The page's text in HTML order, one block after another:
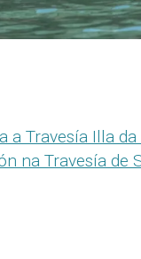
a Travesía Illa da
na Travesía de